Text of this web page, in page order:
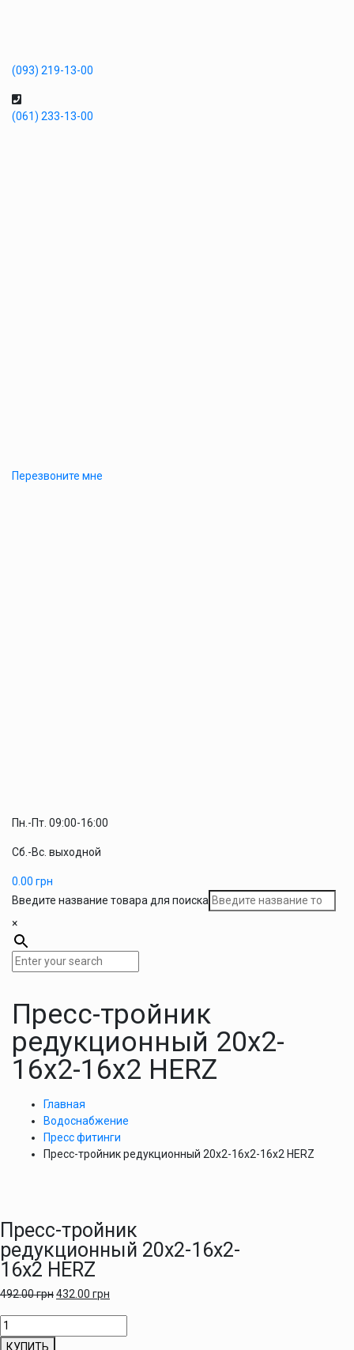
(093) 219-13-00
(061) 233-13-00
Перезвоните мне
Пн.-Пт. 09:00-16:00
Сб.-Вс. выходной
0.00 грн
Введите название товара для поиска
×
Пресс-тройник
редукционный 20х2-
16х2-16х2 HERZ
Главная
Водоснабжение
Пресс фитинги
Пресс-тройник редукционный 20х2-16х2-16х2 HERZ
Пресс-тройник
редукционный 20х2-16х2-
16х2 HERZ
492.00грн432.00 грн
Количество
товара
КУПИТЬ